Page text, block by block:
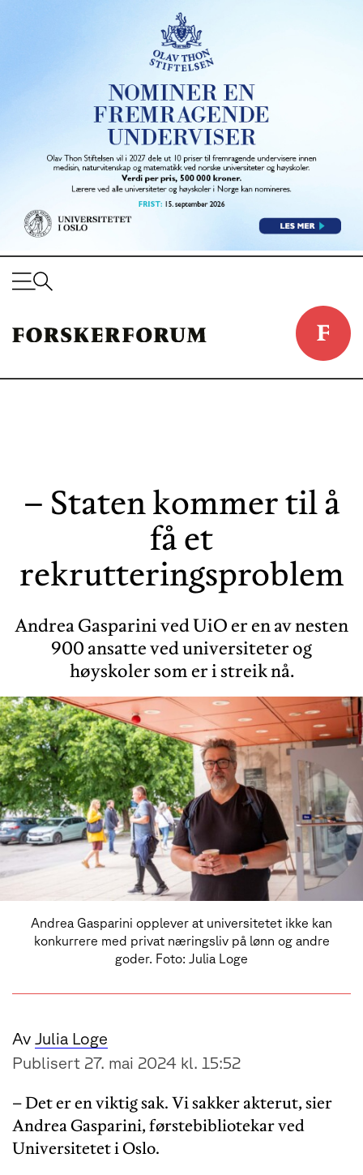
– Staten kommer til å
få et
rekrutteringsproblem
Andrea Gasparini ved UiO er en av nesten
900 ansatte ved universiteter og
høyskoler som er i streik nå.
Andrea Gasparini opplever at universitetet ikke kan
konkurrere med privat næringsliv på lønn og andre
goder. Foto: Julia Loge
Av Julia Loge
Publisert 27. mai 2024 kl. 15:52
– Det er en viktig sak. Vi sakker akterut, sier
Andrea Gasparini, førstebibliotekar ved
Universitetet i Oslo.